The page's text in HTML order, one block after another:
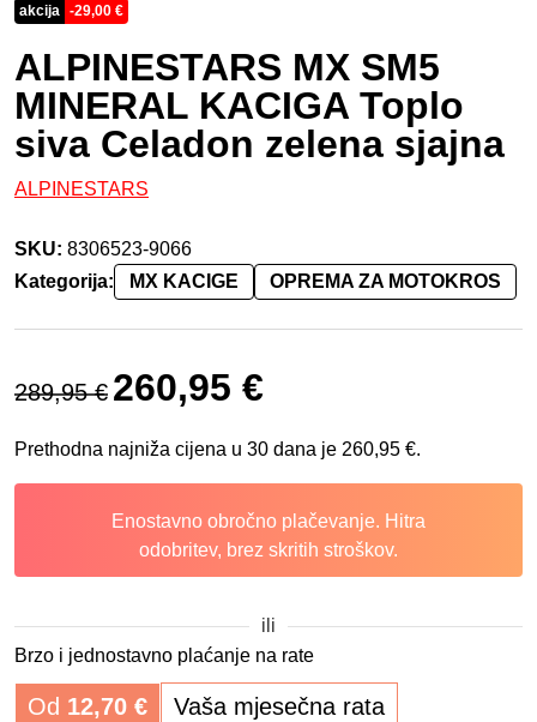
akcija -29,00 €
ALPINESTARS MX SM5
MINERAL KACIGA Toplo
siva Celadon zelena sjajna
ALPINESTARS
SKU: 8306523-9066
Kategorija:
MX KACIGE OPREMA ZA MOTOKROS
289,95€
Izvorna cijena bila je: 289,95 €.
260,95 €
Prethodna najniža cijena u 30 dana je 260,95 €.
Enostavno obročno plačevanje. Hitra
odobritev, brez skritih stroškov.
ili
Brzo i jednostavno plaćanje na rate
Od 12,70 € Vaša mjesečna rata